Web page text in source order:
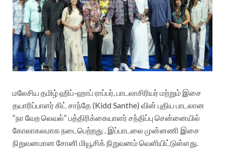
மலேசிய தமிழ் ஹிப்-ஹாப் ராப்பர், பாடலாசிரியர் மற்றும் இசை
தயாரிப்பாளர் கிட் சாந்தே (Kidd Santhe) வின் புதிய பாடலான
“நா வேற லெவல்” பத்திரிக்கையாளர் சந்திப்பு சென்னையில்
கோலாகலமாக நடைபெற்றது . இப்பாடலை முன்னணி இசை
நிறுவனமான சோனி மியூசிக் நிறுவனம் வெளியிட்டுள்ளது.